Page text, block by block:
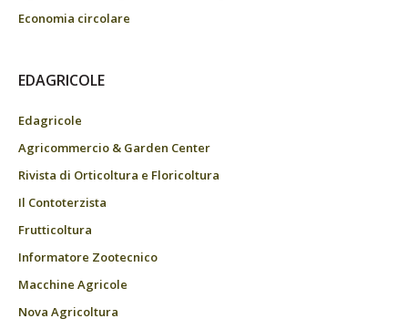
Economia circolare
EDAGRICOLE
Edagricole
Agricommercio & Garden Center
Rivista di Orticoltura e Floricoltura
Il Contoterzista
Frutticoltura
Informatore Zootecnico
Macchine Agricole
Nova Agricoltura